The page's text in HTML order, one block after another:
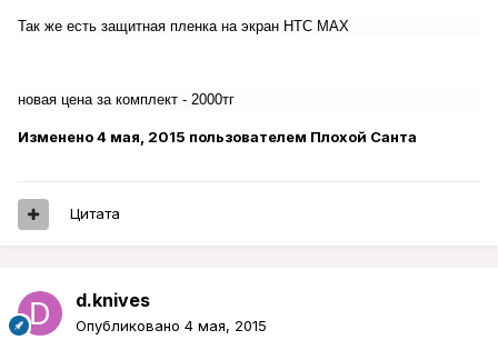
Так же есть защитная пленка на экран HTC MAX
новая цена за комплект - 2000тг
Изменено4 мая, 2015 пользователем Плохой Санта
Цитата
d.knives
Опубликовано 4 мая, 2015